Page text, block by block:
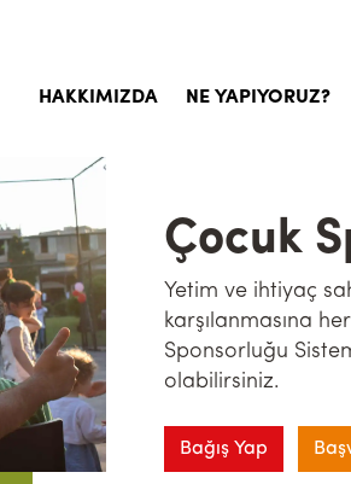
HAKKIMIZDA
Hikayemiz
Amaç, İlke ve Değerlerimiz
Yönetim Kurulu
Kurumsal Belgeler
Basında İyilikhane
Sıkça Sorulan Sorular
NE YAPIYORUZ?
Kurban
Kalıcı Eserler
Gönüllülere
Çocuk
Yetim ve ihtiyaç
karşılanmasına
Sponsorluğu
olabilirsiniz.
Bağış Yap